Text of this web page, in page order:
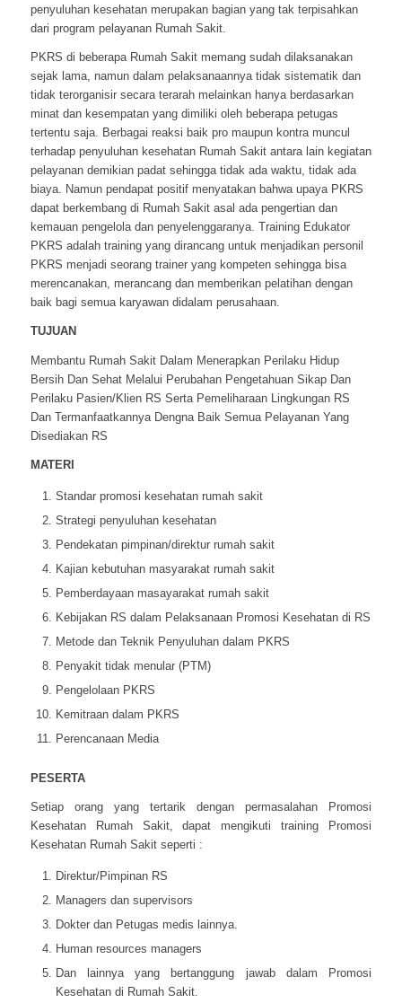
penyuluhan kesehatan merupakan bagian yang tak terpisahkan
dari program pelayanan Rumah Sakit.
PKRS di beberapa Rumah Sakit memang sudah dilaksanakan
sejak lama, namun dalam pelaksanaannya tidak sistematik dan
tidak terorganisir secara terarah melainkan hanya berdasarkan
minat dan kesempatan yang dimiliki oleh beberapa petugas
tertentu saja. Berbagai reaksi baik pro maupun kontra muncul
terhadap penyuluhan kesehatan Rumah Sakit antara lain kegiatan
pelayanan demikian padat sehingga tidak ada waktu, tidak ada
biaya. Namun pendapat positif menyatakan bahwa upaya PKRS
dapat berkembang di Rumah Sakit asal ada pengertian dan
kemauan pengelola dan penyelenggaranya. Training Edukator
PKRS adalah training yang dirancang untuk menjadikan personil
PKRS menjadi seorang trainer yang kompeten sehingga bisa
merencanakan, merancang dan memberikan pelatihan dengan
baik bagi semua karyawan didalam perusahaan.
TUJUAN
Membantu Rumah Sakit Dalam Menerapkan Perilaku Hidup
Bersih Dan Sehat Melalui Perubahan Pengetahuan Sikap Dan
Perilaku Pasien/Klien RS Serta Pemeliharaan Lingkungan RS
Dan Termanfaatkannya Dengna Baik Semua Pelayanan Yang
Disediakan RS
MATERI
Standar promosi kesehatan rumah sakit
Strategi penyuluhan kesehatan
Pendekatan pimpinan/direktur rumah sakit
Kajian kebutuhan masyarakat rumah sakit
Pemberdayaan masayarakat rumah sakit
Kebijakan RS dalam Pelaksanaan Promosi Kesehatan di RS
Metode dan Teknik Penyuluhan dalam PKRS
Penyakit tidak menular (PTM)
Pengelolaan PKRS
Kemitraan dalam PKRS
Perencanaan Media
PESERTA
Setiap orang yang tertarik dengan permasalahan Promosi
Kesehatan Rumah Sakit, dapat mengikuti training Promosi
Kesehatan Rumah Sakit seperti :
Direktur/Pimpinan RS
Managers dan supervisors
Dokter dan Petugas medis lainnya.
Human resources managers
Dan lainnya yang bertanggung jawab dalam Promosi
Kesehatan di Rumah Sakit.